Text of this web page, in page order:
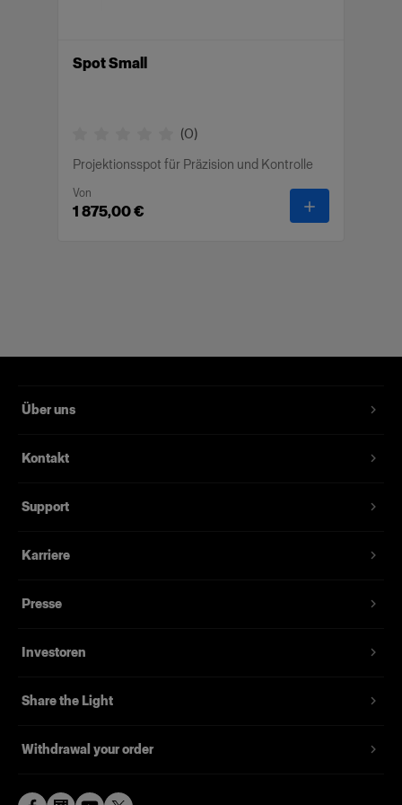
Spot Small
(0)
Projektionsspot für Präzision und Kontrolle
Von
1 875,00 €
Über uns
Kontakt
Support
Karriere
Presse
Investoren
Share the Light
Withdrawal your order